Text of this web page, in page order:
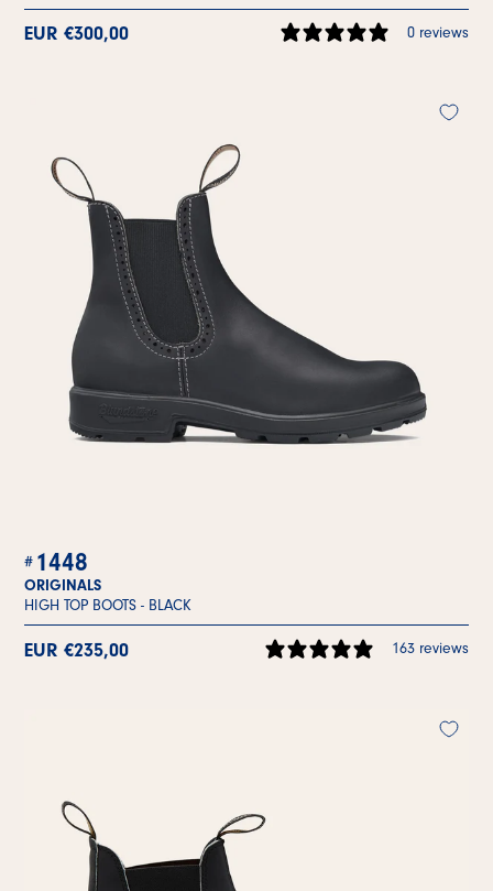
EUR €300,00 0 reviews
ORIGINALS
HIGH TOP BOOTS - BLACK
1448
EUR €235,00 163 reviews